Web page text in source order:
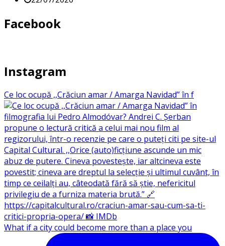
Facebook
Instagram
Ce loc ocupă ,,Crăciun amar / Amarga Navidad” în f
What if a city could become more than a place you